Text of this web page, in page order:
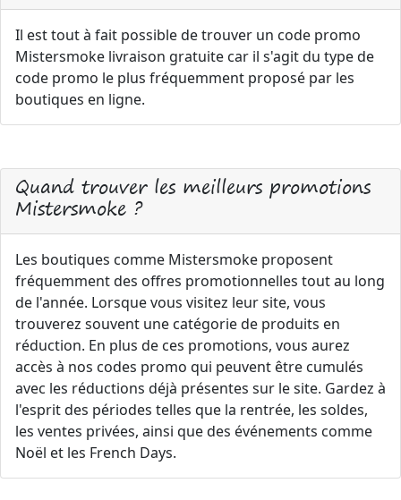
Il est tout à fait possible de trouver un code promo
Mistersmoke livraison gratuite car il s'agit du type de
code promo le plus fréquemment proposé par les
boutiques en ligne.
Quand trouver les meilleurs promotions
Mistersmoke ?
Les boutiques comme Mistersmoke proposent
fréquemment des offres promotionnelles tout au long
de l'année. Lorsque vous visitez leur site, vous
trouverez souvent une catégorie de produits en
réduction. En plus de ces promotions, vous aurez
accès à nos codes promo qui peuvent être cumulés
avec les réductions déjà présentes sur le site. Gardez à
l'esprit des périodes telles que la rentrée, les soldes,
les ventes privées, ainsi que des événements comme
Noël et les French Days.